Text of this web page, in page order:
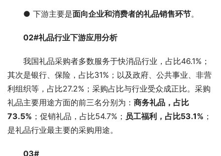
● 下游主要是面向企业和消费者的礼品销售环节。
02#礼品行业下游应用分析
我国礼品采购者多数服务于快消品行业，占比46.1%；
其次是银行、保险，占比31%；以及政府、公共事业、非营
利组织等，占比27.2%；采购占比与行业受众成正比。采购
礼品主要用途方面的前三名分别为： 商务礼品，占比
73.5% ；促销礼品，占比54.7%； 员工福利，占比53.1% ；
是礼品行业最主要的采购用途。
03#